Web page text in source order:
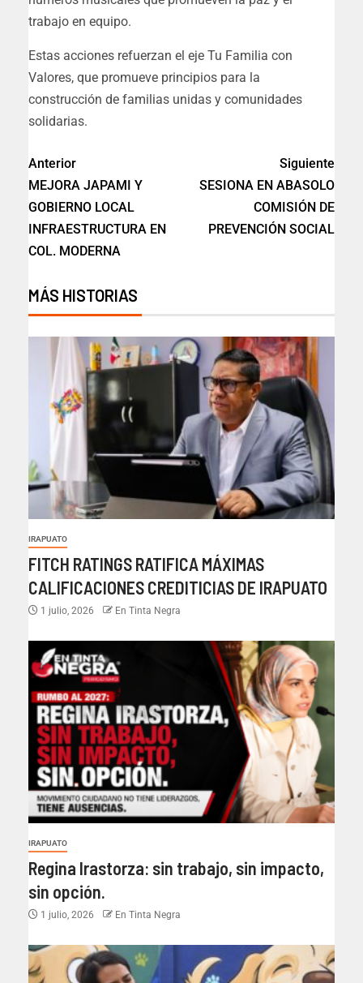
trabajo en equipo.
Estas acciones refuerzan el eje Tu Familia con
Valores, que promueve principios para la
construcción de familias unidas y comunidades
solidarias.
Anterior
MEJORA JAPAMI Y
GOBIERNO LOCAL
INFRAESTRUCTURA EN
COL. MODERNA
Siguiente
SESIONA EN ABASOLO
COMISIÓN DE
PREVENCIÓN SOCIAL
MÁS HISTORIAS
IRAPUATO
FITCH RATINGS RATIFICA MÁXIMAS
CALIFICACIONES CREDITICIAS DE IRAPUATO
1 julio, 2026 En Tinta Negra
IRAPUATO
Regina Irastorza: sin trabajo, sin impacto,
sin opción.
1 julio, 2026 En Tinta Negra